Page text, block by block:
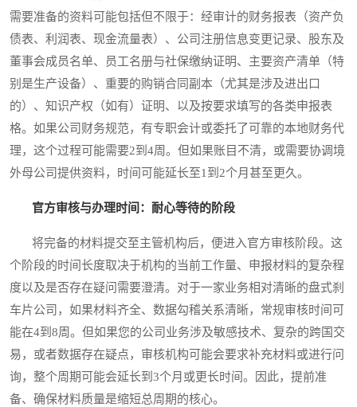
需要准备的资料可能包括但不限于：经审计的财务报表（资产负
债表、利润表、现金流量表）、公司注册信息变更记录、股东及
董事会成员名单、员工名册与社保缴纳证明、主要资产清单（特
别是生产设备）、重要的购销合同副本（尤其是涉及进出口
的）、知识产权（如有）证明、以及按要求填写的各类申报表
格。如果公司财务规范，有专职会计或委托了可靠的本地财务代
理，这个过程可能需要2到4周。但如果账目不清，或需要协调境
外母公司提供资料，时间可能延长至1到2个月甚至更久。
官方审核与办理时间：耐心等待的阶段
将完备的材料提交至主管机构后，便进入官方审核阶段。这
个阶段的时间长度取决于机构的当前工作量、申报材料的复杂程
度以及是否存在疑问需要澄清。对于一家业务相对清晰的盘式刹
车片公司，如果材料齐全、数据勾稽关系清晰，常规审核时间可
能在4到8周。但如果您的公司业务涉及敏感技术、复杂的跨国交
易，或者数据存在疑点，审核机构可能会要求补充材料或进行问
询，整个周期可能会延长到3个月或更长时间。因此，提前准
备、确保材料质量是缩短总周期的核心。